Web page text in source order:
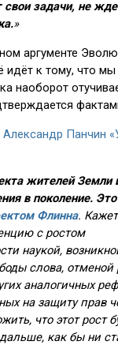
свои задачи, не
»
аргументе
идёт к тому, что
наоборот
Александр Панчин
жителей Земли
в поколение. Это
Флинна.
с ростом
наукой,
слова, отменой
аналогичных
на защиту прав
что этот рост
как бы ни